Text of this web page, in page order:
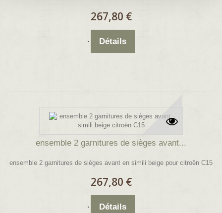
267,80 €
Détails
ensemble 2 garnitures de sièges avant...
ensemble 2 garnitures de sièges avant en simili beige pour citroën C15
267,80 €
Détails